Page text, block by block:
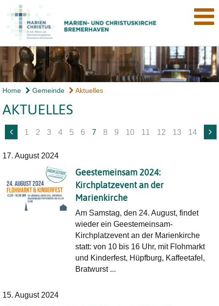
Home Gemeinde Aktuelles
AKTUELLES
1 2 3 4 5 6 7 8 9 10 11 12 13 14
17. August 2024
Geestemeinsam 2024:
Kirchplatzevent an der
Marienkirche
Am Samstag, den 24. August, findet
wieder ein Geestemeinsam-
Kirchplatzevent an der Marienkirche
statt: von 10 bis 16 Uhr, mit Flohmarkt
und Kinderfest, Hüpfburg, Kaffeetafel,
Bratwurst ...
15. August 2024